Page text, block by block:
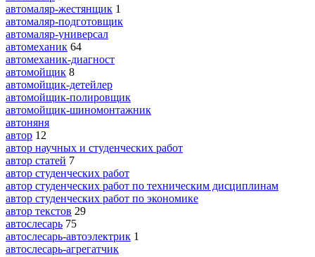
автомаляр-жестянщик 1
автомаляр-подготовщик
автомаляр-универсал
автомеханик 64
автомеханик-диагност
автомойщик 8
автомойщик-детейлер
автомойщик-полировщик
автомойщик-шиномонтажник
автоняня
автор 12
автор научных и студенческих работ
автор статей 7
автор студенческих работ
автор студенческих работ по техническим дисциплинам
автор студенческих работ по экономике
автор текстов 29
автослесарь 75
автослесарь-автоэлектрик 1
автослесарь-агрегатчик